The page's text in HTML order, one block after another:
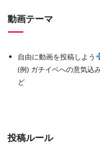
動画テーマ
自由に動画を投稿しよう
(例) ガチイベへの意気込
ど
投稿ルール